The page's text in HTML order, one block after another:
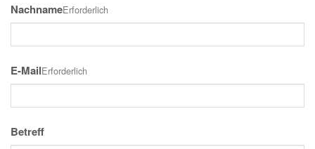
NachnameErforderlich
E-MailErforderlich
Betreff